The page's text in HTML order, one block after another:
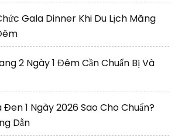
Gala Dinner Khi Du Lịch Măng
2 Ngày 1 Đêm Cần Chuẩn Bị Và
1 Ngày 2026 Sao Cho Chuẩn?
Dẫn